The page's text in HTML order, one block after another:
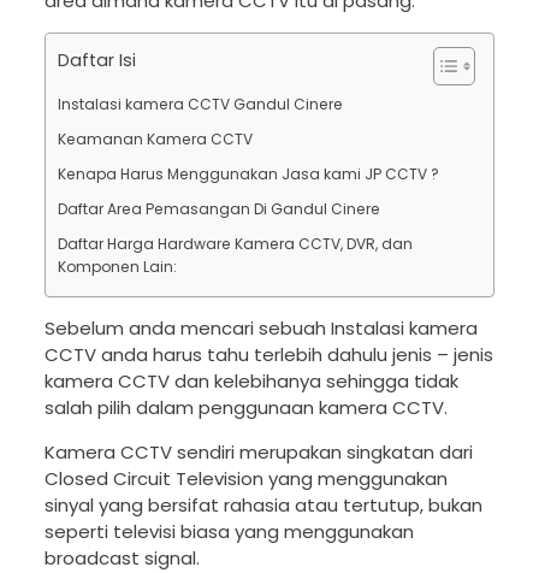
Daftar Isi
Instalasi kamera CCTV Gandul Cinere
Keamanan Kamera CCTV
Kenapa Harus Menggunakan Jasa kami JP CCTV ?
Daftar Area Pemasangan Di Gandul Cinere
Daftar Harga Hardware Kamera CCTV, DVR, dan
Komponen Lain:
Sebelum anda mencari sebuah Instalasi kamera
CCTV anda harus tahu terlebih dahulu jenis – jenis
kamera CCTV dan kelebihanya sehingga tidak
salah pilih dalam penggunaan kamera CCTV.
Kamera CCTV sendiri merupakan singkatan dari
Closed Circuit Television yang menggunakan
sinyal yang bersifat rahasia atau tertutup, bukan
seperti televisi biasa yang menggunakan
broadcast signal.